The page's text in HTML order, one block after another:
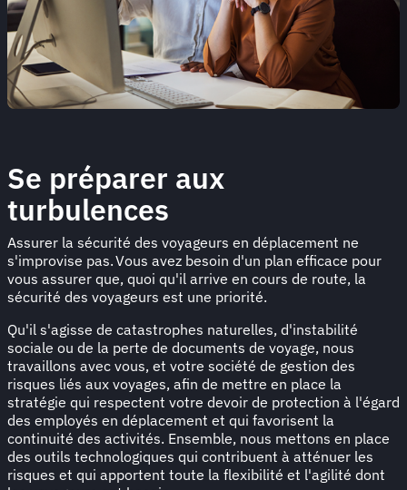
Se préparer aux
turbulences
Assurer la sécurité des voyageurs en déplacement ne
s'improvise pas. Vous avez besoin d'un plan efficace pour
vous assurer que, quoi qu'il arrive en cours de route, la
sécurité des voyageurs est une priorité.
Qu'il s'agisse de catastrophes naturelles, d'instabilité
sociale ou de la perte de documents de voyage, nous
travaillons avec vous, et votre société de gestion des
risques liés aux voyages, afin de mettre en place la
stratégie qui respectent votre devoir de protection à l'égard
des employés en déplacement et qui favorisent la
continuité des activités. Ensemble, nous mettons en place
des outils technologiques qui contribuent à atténuer les
risques et qui apportent toute la flexibilité et l'agilité dont